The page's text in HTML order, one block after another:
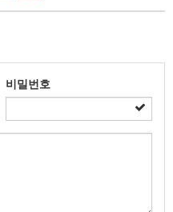
비밀번호